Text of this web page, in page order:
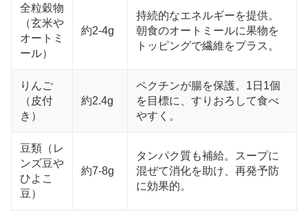
全粒穀物
（玄米や
オートミ
ール）
約2-4g
持続的なエネルギーを提供。
朝食のオートミールに果物を
トッピングで繊維をプラス。
りんご
（皮付
き）
約2.4g
ペクチンが腸を保護。1日1個
を目標に、すりおろして食べ
やすく。
豆類（レ
ンズ豆や
ひよこ
豆）
約7-8g
タンパク質も補給。スープに
混ぜて消化を助け、再発予防
に効果的。